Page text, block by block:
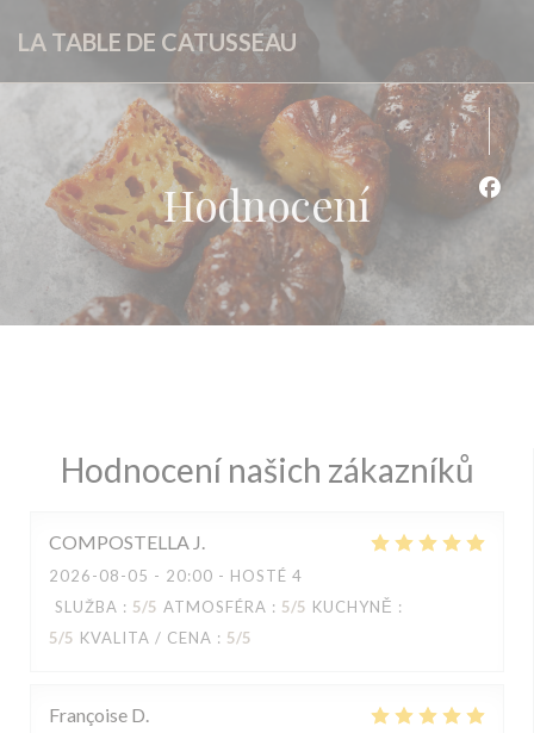
Panel pro správu cookies
LA TABLE DE CATUSSEAU
Hodnocení
Hodnocení našich zákazníků
COMPOSTELLA J
2026-08-05 - 20:00 - HOSTÉ 4
SLUŽBA : 5/5 ATMOSFÉRA : 5/5 KUCHYNĚ :
5/5 KVALITA / CENA : 5/5
Françoise D